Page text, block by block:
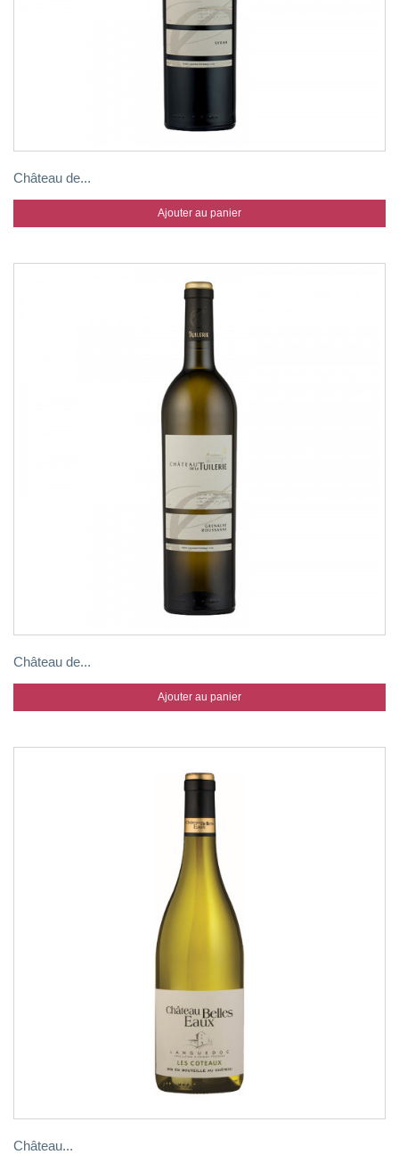
Château de...
Ajouter au panier
Château de...
Ajouter au panier
Château...